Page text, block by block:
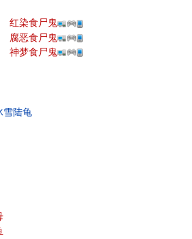
红染食尸鬼
腐恶食尸鬼
神梦食尸鬼
雪陆龟